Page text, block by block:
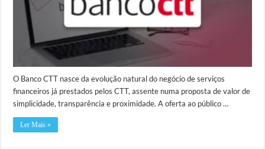
O Banco CTT nasce da evolução natural do negócio de serviços
financeiros já prestados pelos CTT, assente numa proposta de valor de
simplicidade, transparência e proximidade. A oferta ao público …
Ler Mais »